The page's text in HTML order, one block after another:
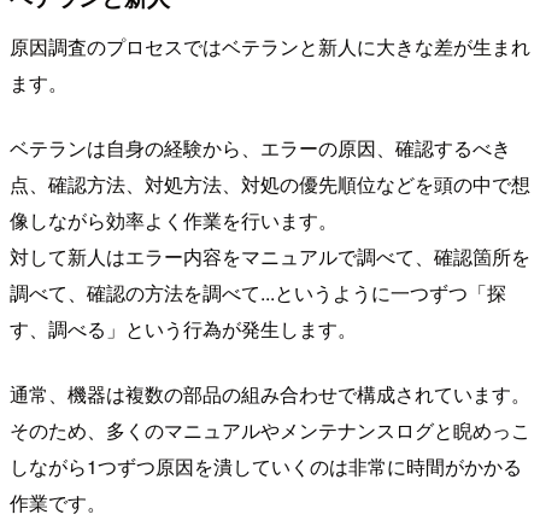
原因調査のプロセスではベテランと新人に大きな差が生まれ
ます。
ベテランは自身の経験から、エラーの原因、確認するべき
点、確認方法、対処方法、対処の優先順位などを頭の中で想
像しながら効率よく作業を行います。
対して新人はエラー内容をマニュアルで調べて、確認箇所を
調べて、確認の方法を調べて...というように一つずつ「探
す、調べる」という行為が発生します。
通常、機器は複数の部品の組み合わせで構成されています。
そのため、多くのマニュアルやメンテナンスログと睨めっこ
しながら1つずつ原因を潰していくのは非常に時間がかかる
作業です。